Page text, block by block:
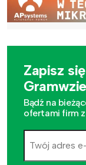
Zapisz
Bądź na
ofertami firm